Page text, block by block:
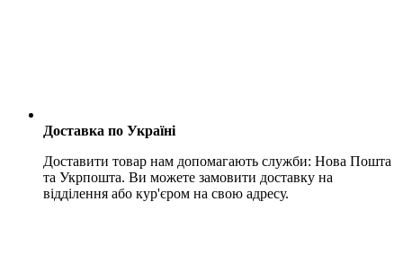
Доставка по Україні
Доставити товар нам допомагають служби: Нова Пошта
та Укрпошта. Ви можете замовити доставку на
відділення або кур'єром на свою адресу.